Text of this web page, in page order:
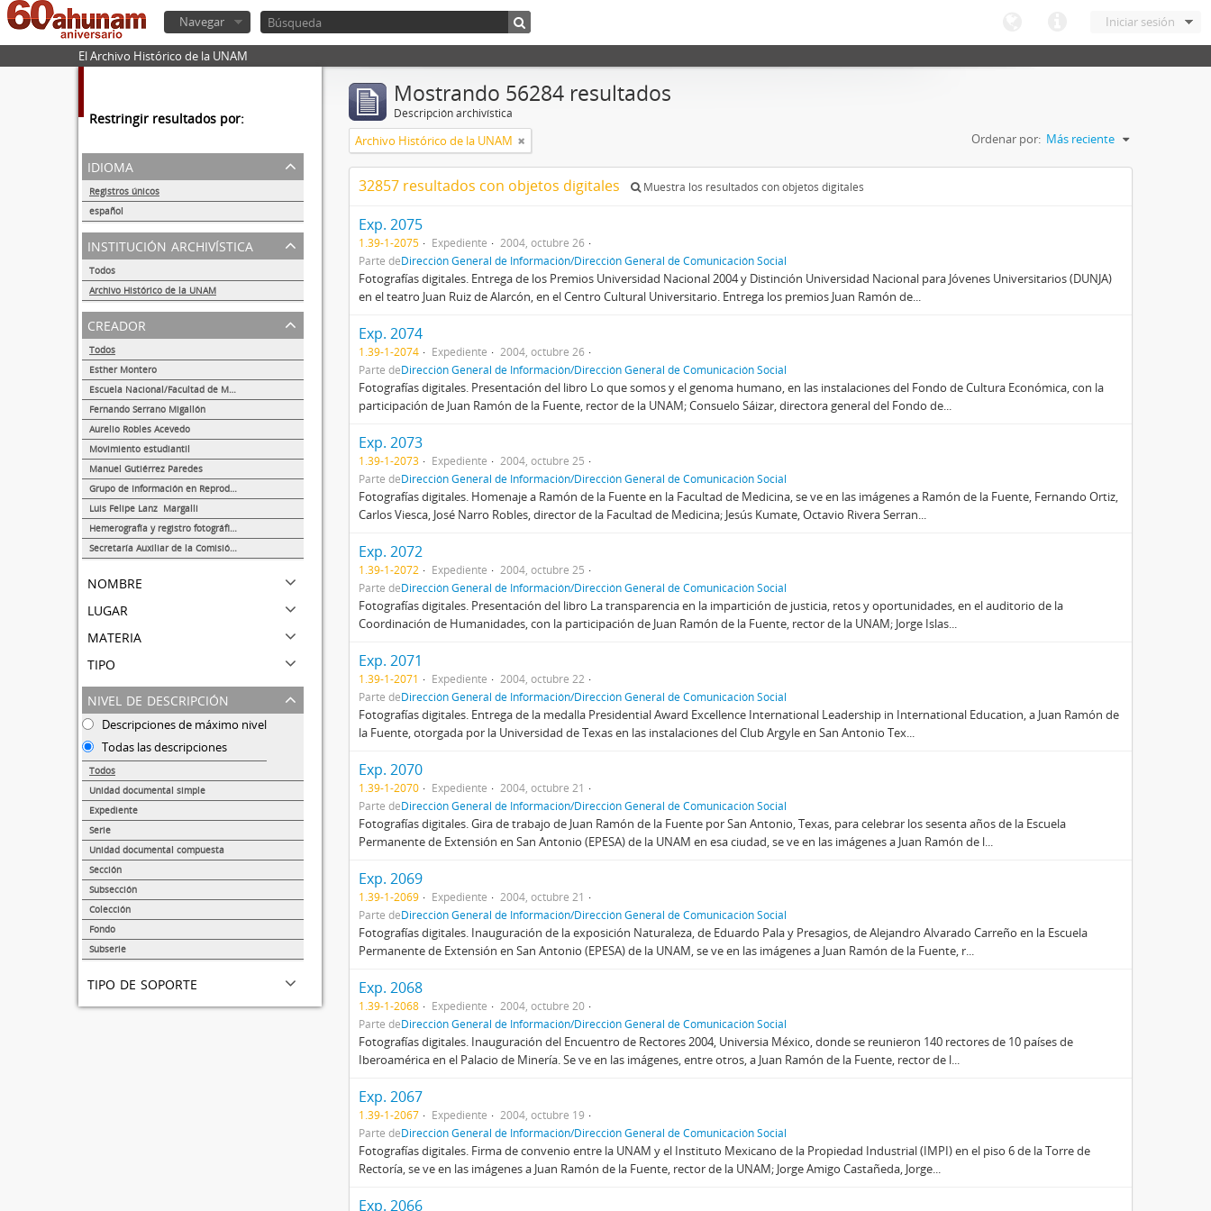
Iniciar sesión
Navegar
El Archivo Histórico de la UNAM
Restringir resultados por:
idioma
Registros únicos
español
56252
institución archivística
Todos
Archivo Histórico de la UNAM
56284
creador
Todos
Esther Montero
Escuela Nacional/Facultad de Medicina
Fernando Serrano Migallón
Aurelio Robles Acevedo
Movimiento estudiantil
Manuel Gutiérrez Paredes
Grupo de Información en Reproducción Elegida (GIRE)
Luis Felipe Lanz Margalli
Hemerografía y registro fotográfico sobre el conflicto universitario de 1999-2000
Secretaría Auxiliar de la Comisión Organizadora de la Exposición 1929-1979. Autonomía Universitaria UNAM.
nombre
lugar
materia
tipo
nivel de descripción
Descripciones de máximo nivel
Todas las descripciones
Todos
Unidad documental simple
Expediente
Serie
Unidad documental compuesta
Sección
Subsección
Colección
Fondo
Subserie
tipo de soporte
Mostrando 56284 resultados
Descripción archivística
Archivo Histórico de la UNAM Ordenar por: Más reciente
32857 resultados con objetos digitales Muestra los resultados con objetos digitales
Exp. 2075
1.39-1-2075 Expediente
2004, octubre 26
Parte deDirección General de Información/Dirección General de Comunicación Social
Fotografías digitales. Entrega de los Premios Universidad Nacional 2004 y Distinción Universidad Nacional para Jóvenes Universitarios (DUNJA)
en el teatro Juan Ruiz de Alarcón, en el Centro Cultural Universitario. Entrega los premios Juan Ramón de...
Exp. 2074
1.39-1-2074 Expediente
2004, octubre 26
Parte deDirección General de Información/Dirección General de Comunicación Social
Fotografías digitales. Presentación del libro Lo que somos y el genoma humano, en las instalaciones del Fondo de Cultura Económica, con la
participación de Juan Ramón de la Fuente, rector de la UNAM; Consuelo Sáizar, directora general del Fondo de...
Exp. 2073
1.39-1-2073 Expediente
2004, octubre 25
Parte deDirección General de Información/Dirección General de Comunicación Social
Fotografías digitales. Homenaje a Ramón de la Fuente en la Facultad de Medicina, se ve en las imágenes a Ramón de la Fuente, Fernando Ortiz,
Carlos Viesca, José Narro Robles, director de la Facultad de Medicina; Jesús Kumate, Octavio Rivera Serran...
Exp. 2072
1.39-1-2072 Expediente
2004, octubre 25
Parte deDirección General de Información/Dirección General de Comunicación Social
Fotografías digitales. Presentación del libro La transparencia en la impartición de justicia, retos y oportunidades, en el auditorio de la
Coordinación de Humanidades, con la participación de Juan Ramón de la Fuente, rector de la UNAM; Jorge Islas...
Exp. 2071
1.39-1-2071 Expediente
2004, octubre 22
Parte deDirección General de Información/Dirección General de Comunicación Social
Fotografías digitales. Entrega de la medalla Presidential Award Excellence International Leadership in International Education, a Juan Ramón de
la Fuente, otorgada por la Universidad de Texas en las instalaciones del Club Argyle en San Antonio Tex...
Exp. 2070
1.39-1-2070 Expediente
2004, octubre 21
Parte deDirección General de Información/Dirección General de Comunicación Social
Fotografías digitales. Gira de trabajo de Juan Ramón de la Fuente por San Antonio, Texas, para celebrar los sesenta años de la Escuela
Permanente de Extensión en San Antonio (EPESA) de la UNAM en esa ciudad, se ve en las imágenes a Juan Ramón de l...
Exp. 2069
1.39-1-2069 Expediente
2004, octubre 21
Parte deDirección General de Información/Dirección General de Comunicación Social
Fotografías digitales. Inauguración de la exposición Naturaleza, de Eduardo Pala y Presagios, de Alejandro Alvarado Carreño en la Escuela
Permanente de Extensión en San Antonio (EPESA) de la UNAM, se ve en las imágenes a Juan Ramón de la Fuente, r...
Exp. 2068
1.39-1-2068 Expediente
2004, octubre 20
Parte deDirección General de Información/Dirección General de Comunicación Social
Fotografías digitales. Inauguración del Encuentro de Rectores 2004, Universia México, donde se reunieron 140 rectores de 10 países de
Iberoamérica en el Palacio de Minería. Se ve en las imágenes, entre otros, a Juan Ramón de la Fuente, rector de l...
Exp. 2067
1.39-1-2067 Expediente
2004, octubre 19
Parte deDirección General de Información/Dirección General de Comunicación Social
Fotografías digitales. Firma de convenio entre la UNAM y el Instituto Mexicano de la Propiedad Industrial (IMPI) en el piso 6 de la Torre de
Rectoría, se ve en las imágenes a Juan Ramón de la Fuente, rector de la UNAM; Jorge Amigo Castañeda, Jorge...
Exp. 2066